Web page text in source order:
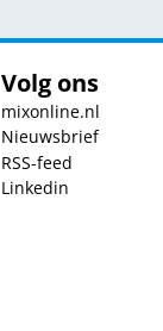
Volg ons
mixonline.nl
Nieuwsbrief
RSS-feed
Linkedin